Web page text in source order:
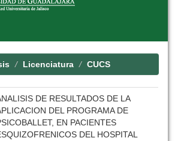
Licenciatura CUCS
DE RESULTADOS DE LA
DEL PROGRAMA DE
EN PACIENTES
DEL HOSPITAL